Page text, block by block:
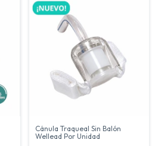
Cánula Traqueal Sin Balón
Wellead Por Unidad